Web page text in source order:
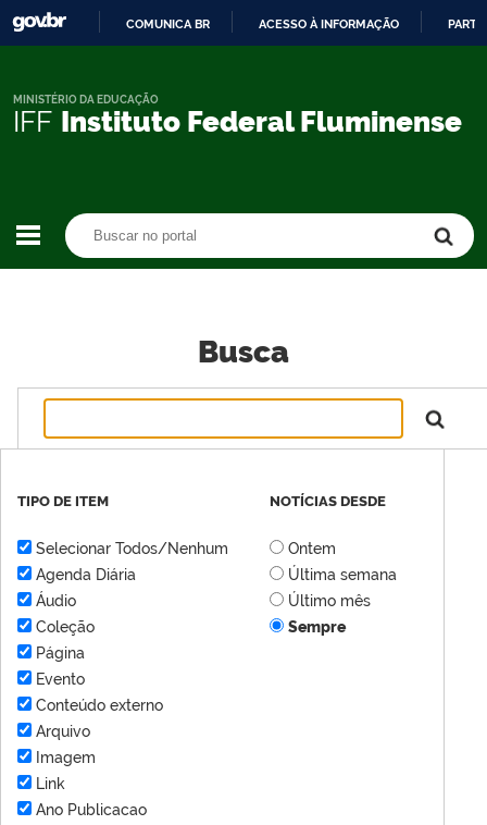
CONTEÚDO
COMUNICA BR ACESSO À INFORMAÇÃO
IFF Instituto Federal Fluminense
MINISTÉRIO DA EDUCAÇÃO
Busca
TIPO DE ITEM
Selecionar Todos/Nenhum
Agenda Diária
Áudio
Coleção
Página
Evento
Conteúdo externo
Arquivo
Imagem
Link
Ano Publicacao
NOTÍCIAS DESDE
Ontem
Última semana
Último mês
Sempre